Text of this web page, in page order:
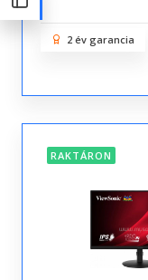
2 év garancia
RAKTÁRON